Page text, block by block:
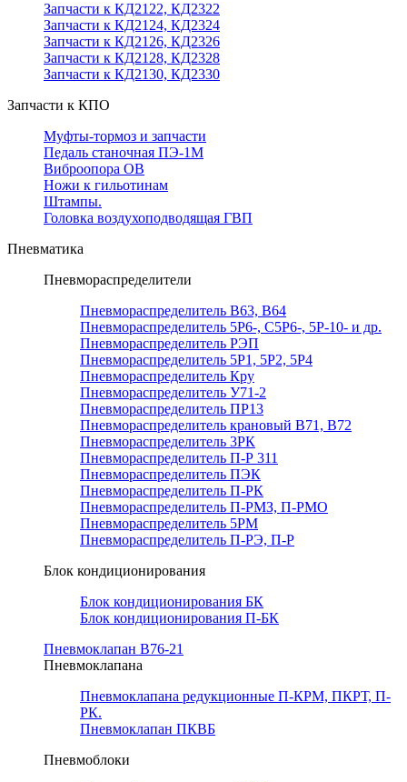
Запчасти к КД2122, КД2322
Запчасти к КД2124, КД2324
Запчасти к КД2126, КД2326
Запчасти к КД2128, КД2328
Запчасти к КД2130, КД2330
Запчасти к КПО
Муфты-тормоз и запчасти
Педаль станочная ПЭ-1М
Виброопора ОВ
Ножи к гильотинам
Штампы.
Головка воздухоподводящая ГВП
Пневматика
Пневмораспределители
Пневмораспределитель В63, В64
Пневмораспределитель 5Р6-, С5Р6-, 5Р-10- и др.
Пневмораспределитель РЭП
Пневмораспределитель 5Р1, 5Р2, 5Р4
Пневмораспределитель Кру
Пневмораспределитель У71-2
Пневмораспределитель ПР13
Пневмораспределитель крановый В71, В72
Пневмораспределитель 3РК
Пневмораспределитель П-Р 311
Пневмораспределитель ПЭК
Пневмораспределитель П-РК
Пневмораспределитель П-РМЗ, П-РМО
Пневмораспределитель 5РМ
Пневмораспределитель П-РЭ, П-Р
Блок кондиционирования
Блок кондиционирования БК
Блок кондиционирования П-БК
Пневмоклапан В76-21
Пневмоклапана
Пневмоклапана редукционные П-КРМ, ПКРТ, П-
РК.
Пневмоклапан ПКВБ
Пневмоблоки